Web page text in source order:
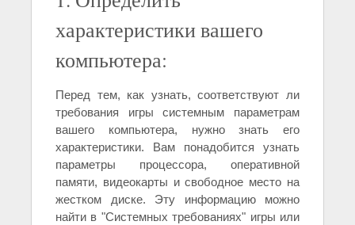
характеристики вашего
компьютера:
Перед тем, как узнать, соответствуют ли
требования игры системным параметрам
вашего компьютера, нужно знать его
характеристики. Вам понадобится узнать
параметры процессора, оперативной
памяти, видеокарты и свободное место на
жестком диске. Эту информацию можно
найти в "Системных требованиях" игры или